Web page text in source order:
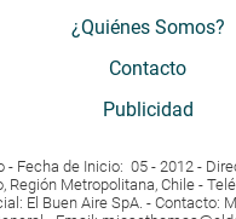
¿Quiénes Somos?
Contacto
Publicidad
- Fecha de Inicio: 05 - 2012 -
Región Metropolitana, Chile -
El Buen Aire SpA. - Contacto: